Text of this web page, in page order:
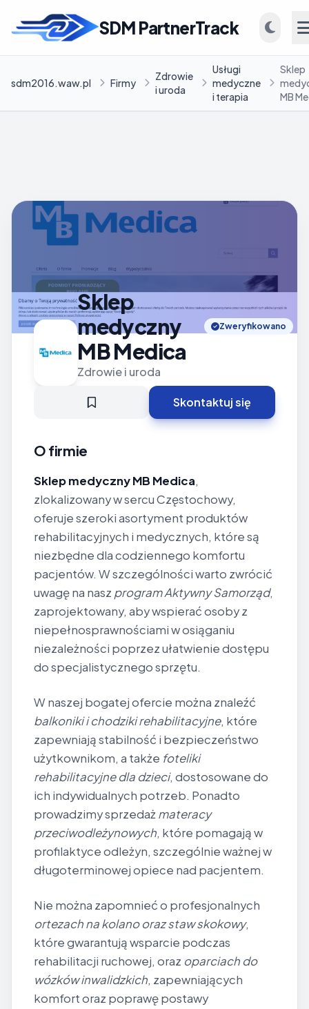
SDM PartnerTrack
Blog
sdm2016.waw.pl Firmy
Zdrowie
i uroda
Usługi
medyczne
i terapia
Sklep
MB
Sklep
medyczny
MB Medica
Zweryfikowano
Zdrowie i uroda
Skontaktuj się
O firmie
Sklep medyczny MB Medica,
zlokalizowany w sercu Częstochowy,
oferuje szeroki asortyment produktów
rehabilitacyjnych i medycznych, które są
niezbędne dla codziennego komfortu
pacjentów. W szczególności warto zwrócić
uwagę na nasz program Aktywny Samorząd,
zaprojektowany, aby wspierać osoby z
niepełnosprawnościami w osiąganiu
niezależności poprzez ułatwienie dostępu
do specjalistycznego sprzętu.
W naszej bogatej ofercie można znaleźć
balkoniki i chodziki rehabilitacyjne, które
zapewniają stabilność i bezpieczeństwo
użytkownikom, a także foteliki
rehabilitacyjne dla dzieci, dostosowane do
ich indywidualnych potrzeb. Ponadto
prowadzimy sprzedaż materacy
przeciwodleżynowych, które pomagają w
profilaktyce odleżyn, szczególnie ważnej w
długoterminowej opiece nad pacjentem.
Nie można zapomnieć o profesjonalnych
ortezach na kolano oraz staw skokowy,
które gwarantują wsparcie podczas
rehabilitacji ruchowej, oraz oparciach do
wózków inwalidzkich, zapewniających
komfort oraz poprawę postawy